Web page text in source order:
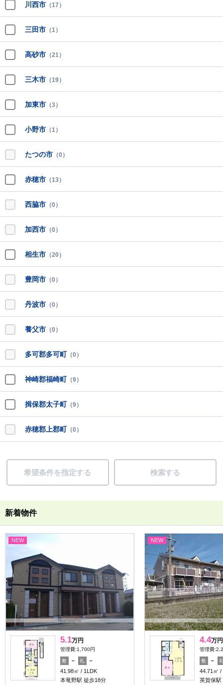
川西市 （17）
三田市 （1）
高砂市 （21）
三木市 （19）
加東市 （3）
小野市 （1）
たつの市 （0）
赤穂市 （13）
西脇市 （0）
加西市 （0）
相生市 （20）
豊岡市 （0）
丹波市 （0）
養父市 （0）
多可郡多可町 （0）
神崎郡福崎町 （9）
揖保郡太子町 （9）
赤穂郡上郡町 （0）
希望条件を指定する 検索する
新着物件
NEW
5.1万円
管理費:1,700円
敷 － 礼
－
41.98㎡
1LDK
本竜野駅 徒歩18分
NEW
4.4万円
管理費
敷 －
44.71㎡
英賀保駅